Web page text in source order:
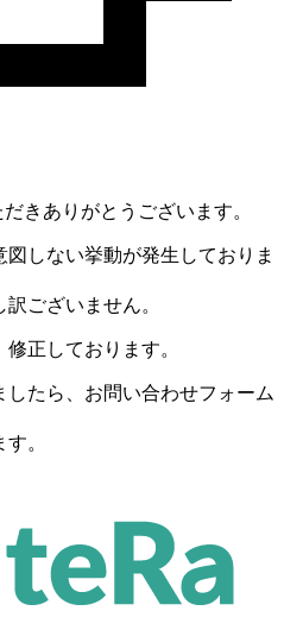
きありがとうございます。
しない挙動が発生しておりま
ございません。
正しております。
たら、お問い合わせフォーム
。